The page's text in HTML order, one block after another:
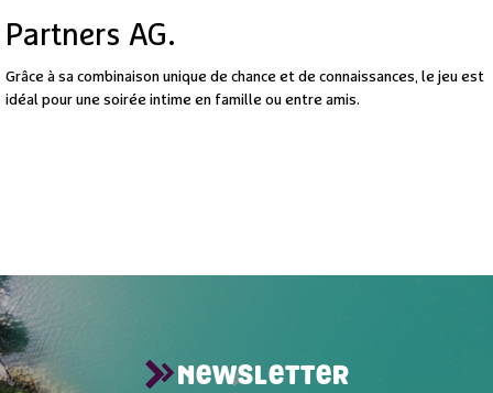
Partners AG.
Grâce à sa combinaison unique de chance et de connaissances, le jeu est
idéal pour une soirée intime en famille ou entre amis.
NEWSLETTER